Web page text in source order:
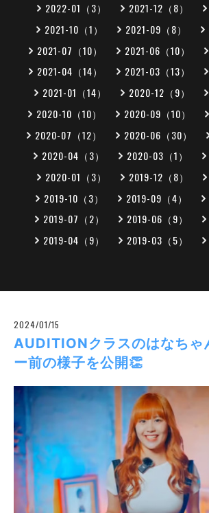
2022-01（3）
2021-12（8）
2021-10（1）
2021-09（8）
2021-07（10）
2021-06（10）
2021-04（14）
2021-03（13）
2021-01（14）
2020-12（9）
2020-10（10）
2020-09（10）
2020-07（12）
2020-06（30）
2020-04（3）
2020-03（1）
2020-01（3）
2019-12（8）
2019-10（3）
2019-09（4）
2019-07（2）
2019-06（9）
2019-04（9）
2019-03（5）
2024/01/15
AUDITIONクラスのはなちゃ
ー前の様子を公開👏